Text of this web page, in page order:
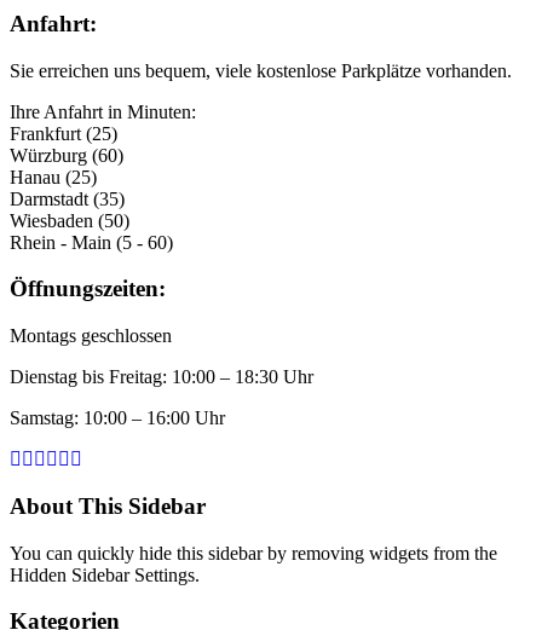
Anfahrt:
Sie erreichen uns bequem, viele kostenlose Parkplätze vorhanden.
Ihre Anfahrt in Minuten:
Frankfurt (25)
Würzburg (60)
Hanau (25)
Darmstadt (35)
Wiesbaden (50)
Rhein - Main (5 - 60)
Öffnungszeiten:
Montags geschlossen
Dienstag bis Freitag: 10:00 – 18:30 Uhr
Samstag: 10:00 – 16:00 Uhr
About This Sidebar
You can quickly hide this sidebar by removing widgets from the
Hidden Sidebar Settings.
Kategorien